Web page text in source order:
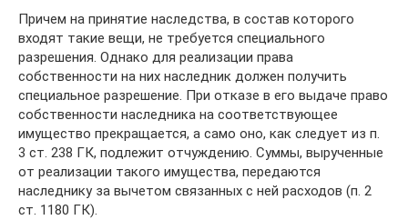
Причем на принятие наследства, в состав которого
входят такие вещи, не требуется специального
разрешения. Однако для реализации права
собственности на них наследник должен получить
специальное разрешение. При отказе в его выдаче право
собственности наследника на соответствующее
имущество прекращается, а само оно, как следует из п.
3 ст. 238 ГК, подлежит отчуждению. Суммы, вырученные
от реализации такого имущества, передаются
наследнику за вычетом связанных с ней расходов (п. 2
ст. 1180 ГК).